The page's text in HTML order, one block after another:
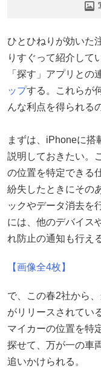
ひとひねりが効いた
りすぐって紹介して
「探す」アプリとの
ップする。これらが
んな利点を得られる
まずは、iPhoneに搭
説明しておきたい。
の位置を特定できる
紛失したときにその
ックやデータ消去を
には、他のデバイス
れ防止の通知も行え
【画像全4枚】
で、この春2社から
がリリースされてい
マイカーの位置を特
探せて、万が一の車
追いかけられる。